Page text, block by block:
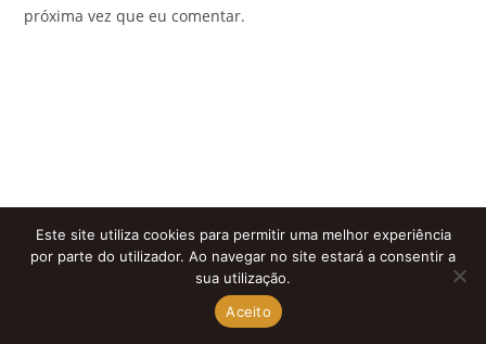
próxima vez que eu comentar.
Este site utiliza cookies para permitir uma melhor experiência
por parte do utilizador. Ao navegar no site estará a consentir a
sua utilização.
Aceito